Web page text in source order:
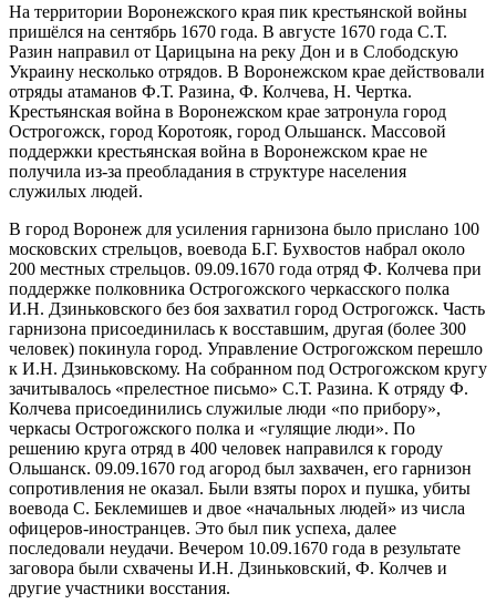
На территории Воронежского края пик крестьянской войны
пришёлся на сентябрь 1670 года. В августе 1670 года С.Т.
Разин направил от Царицына на реку Дон и в Слободскую
Украину несколько отрядов. В Воронежском крае действовали
отряды атаманов Ф.Т. Разина, Ф. Колчева, Н. Чертка.
Крестьянская война в Воронежском крае затронула город
Острогожск, город Коротояк, город Ольшанск. Массовой
поддержки крестьянская война в Воронежском крае не
получила из-за преобладания в структуре населения
служилых людей.
В город Воронеж для усиления гарнизона было прислано 100
московских стрельцов, воевода Б.Г. Бухвостов набрал около
200 местных стрельцов. 09.09.1670 года отряд Ф. Колчева при
поддержке полковника Острогожского черкасского полка
И.Н. Дзиньковского без боя захватил город Острогожск. Часть
гарнизона присоединилась к восставшим, другая (более 300
человек) покинула город. Управление Острогожском перешло
к И.Н. Дзиньковскому. На собранном под Острогожском кругу
зачитывалось «прелестное письмо» С.Т. Разина. К отряду Ф.
Колчева присоединились служилые люди «по прибору»,
черкасы Острогожского полка и «гулящие люди». По
решению круга отряд в 400 человек направился к городу
Ольшанск. 09.09.1670 год агород был захвачен, его гарнизон
сопротивления не оказал. Были взяты порох и пушка, убиты
воевода С. Беклемишев и двое «начальных людей» из числа
офицеров-иностранцев. Это был пик успеха, далее
последовали неудачи. Вечером 10.09.1670 года в результате
заговора были схвачены И.Н. Дзиньковский, Ф. Колчев и
другие участники восстания.